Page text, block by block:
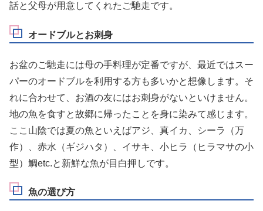
話と父母が用意してくれたご馳走です。
オードブルとお刺身
お盆のご馳走には母の手料理が定番ですが、最近ではスー
パーのオードブルを利用する方も多いかと想像します。そ
れに合わせて、お酒の友にはお刺身がないといけません。
地の魚を食すと故郷に帰ったことを身に染みて感じます。
ここ山陰では夏の魚といえばアジ、真イカ、シーラ（万
作）、赤水（ギジハタ）、イサキ、小ヒラ（ヒラマサの小
型）鯛etc.と新鮮な魚が目白押しです。
魚の選び方